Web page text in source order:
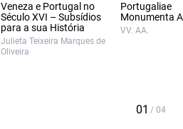
Veneza e Portugal no
Século XVI – Subsídios
para a sua História
Julieta Teixeira Marques de
Oliveira
Portugaliae
Monumenta
VV. AA.